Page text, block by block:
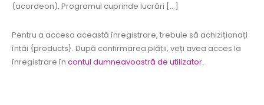
(acordeon). Programul cuprinde lucrări [...]
Pentru a accesa această înregistrare, trebuie să achiziționați
întâi {products}. După confirmarea plății, veți avea acces la
înregistrare în contul dumneavoastră de utilizator.